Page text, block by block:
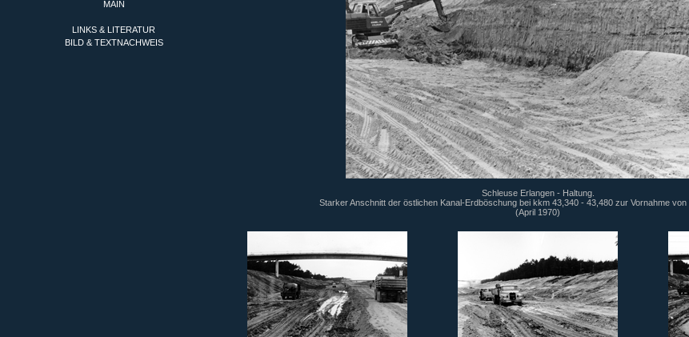
MAIN
LINKS & LITERATUR
BILD & TEXTNACHWEIS
Schleuse Erlangen - Haltung.
Starker Anschnitt der östlichen Kanal-Erdböschung bei kkm 43,340 - 43,480 zur Vornahme von
(April 1970)